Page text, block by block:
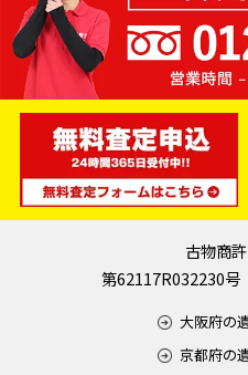
古物商
第62117R032230
大阪府の
京都府の